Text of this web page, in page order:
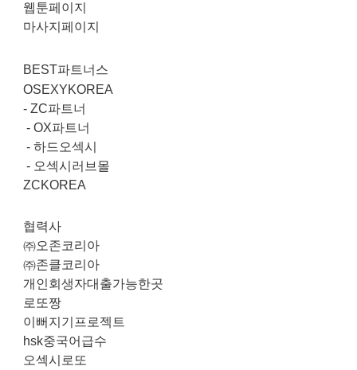
웹툰페이지
마사지페이지
BEST파트너스
OSEXYKOREA
-ZC파트너
-OX파트너
-하드오섹시
- 오섹시러브몰
ZCKOREA
협력사
㈜오존코리아
㈜존클코리아
개인회생자대출가능한곳
로또짱
이뻐지기프로젝트
hsk중국어급수
오섹시로또